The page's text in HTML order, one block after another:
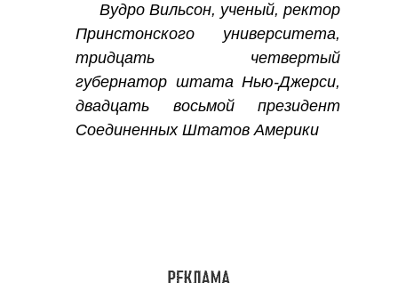
Вудро Вильсон, ученый, ректор
Принстонского университета,
тридцать четвертый
губернатор штата Нью-Джерси,
двадцать восьмой президент
Соединенных Штатов Америки